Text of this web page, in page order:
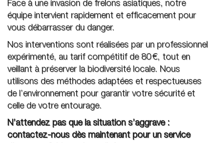
Face à une invasion de frelons asiatiques, notre
équipe intervient rapidement et efficacement pour
vous débarrasser du danger.
Nos interventions sont réalisées par un professionnel
expérimenté, au tarif compétitif de 80 €, tout en
veillant à préserver la biodiversité locale. Nous
utilisons des méthodes adaptées et respectueuses
de l’environnement pour garantir votre sécurité et
celle de votre entourage.
N’attendez pas que la situation s’aggrave :
contactez-nous dès maintenant pour un service